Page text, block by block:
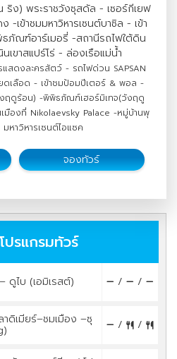
ริง) พระราชวังซุสดัล - เซอร์กีเยฟ
-เข้าชมมหาวิหารเซนต์บาซิล - เข้า
ภัณฑ์อาร์เมอรี่ -สถานีรถไฟใต้ดิน
เขาสแปร์โร่ - ล่องเรือแม่น้ำ
สดงละครสัตว์ - รถไฟด่วน SAPSAN
ดเลือด - เข้าชมป้อมปีเตอร์ & พอล -
งฤดูร้อน) -พิพิธภัณฑ์เฮอร์มิเทจ(วังฤดู
มืองที่ Nikolaevsky Palace -หมู่บ้านพุ
หาวิหารเซนต์ไอแซค
จองทัวร์
ปรแกรมทัวร์
ไบ (เอมิเรสต์) / /
ดิเมียร์–ชมเมือง –ซุ / /